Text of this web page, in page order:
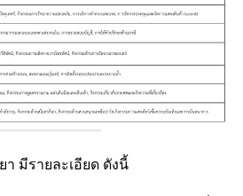
า มีรายละเอียด ดังนี้